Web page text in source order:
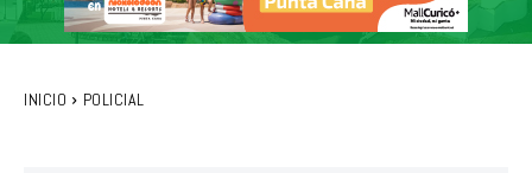
INICIO POLICIAL